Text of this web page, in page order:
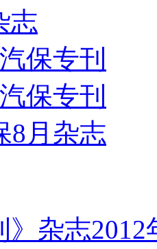
志
保专刊
保专刊
8月杂志
》杂志2012